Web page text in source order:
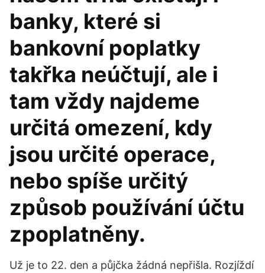
banky, které si
bankovní poplatky
takřka neúčtují, ale i
tam vždy najdeme
určitá omezení, kdy
jsou určité operace,
nebo spíše určitý
způsob používání účtu
zpoplatněny.
Už je to 22. den a půjčka žádná nepřišla. Rozjíždí